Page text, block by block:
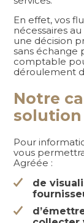
En effet, vos
nécessaires
une décision
sans échange
comptable
déroulement
Notre
Pour
vous
Agréée :
de